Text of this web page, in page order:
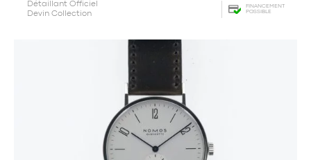
Détaillant Officiel
Devin Collection
FINANCEMENT
POSSIBLE